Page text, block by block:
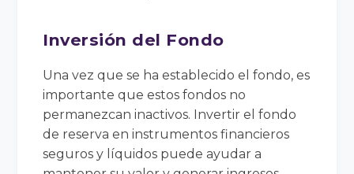
Inversión del Fondo
Una vez que se ha establecido el fondo, es
importante que estos fondos no
permanezcan inactivos. Invertir el fondo
de reserva en instrumentos financieros
seguros y líquidos puede ayudar a